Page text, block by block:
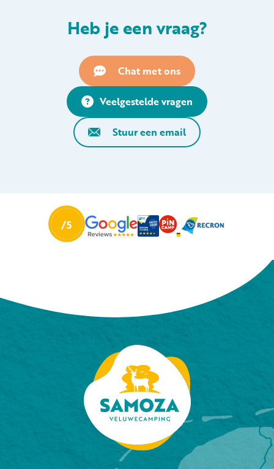
Heb je een vraag?
Chat met ons
Veelgestelde vragen
Stuur een email